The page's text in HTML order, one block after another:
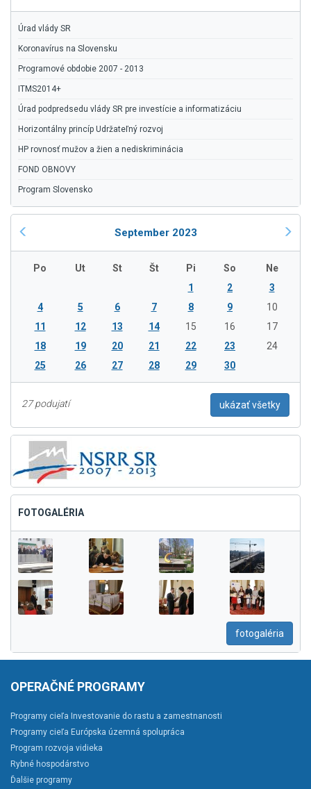
Úrad vlády SR
Koronavírus na Slovensku
Programové obdobie 2007 - 2013
ITMS2014+
Úrad podpredsedu vlády SR pre investície a informatizáciu
Horizontálny princíp Udržateľný rozvoj
HP rovnosť mužov a žien a nediskriminácia
FOND OBNOVY
Program Slovensko
September 2023
Po Ut St Št Pi So
Ne
1
2
3
4
5 6 7 8 9
10
11
12 13 14 15 16
17
18
19 20 21 22 23
24
25
26 27 28 29 30
27 podujatí ukázať všetky
FOTOGALÉRIA
fotogaléria
OPERAČNÉ PROGRAMY
Programy cieľa Investovanie do rastu a zamestnanosti
Programy cieľa Európska územná spolupráca
Program rozvoja vidieka
Rybné hospodárstvo
Ďalšie programy